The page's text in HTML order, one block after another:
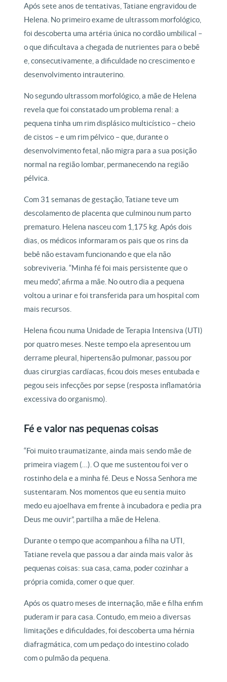
Após sete anos de tentativas, Tatiane engravidou de
Helena. No primeiro exame de ultrassom morfológico,
foi descoberta uma artéria única no cordão umbilical –
o que dificultava a chegada de nutrientes para o bebê
e, consecutivamente, a dificuldade no crescimento e
desenvolvimento intrauterino.
No segundo ultrassom morfológico, a mãe de Helena
revela que foi constatado um problema renal: a
pequena tinha um rim displásico multicístico – cheio
de cistos – e um rim pélvico – que, durante o
desenvolvimento fetal, não migra para a sua posição
normal na região lombar, permanecendo na região
pélvica.
Com 31 semanas de gestação, Tatiane teve um
descolamento de placenta que culminou num parto
prematuro. Helena nasceu com 1,175 kg. Após dois
dias, os médicos informaram os pais que os rins da
bebê não estavam funcionando e que ela não
sobreviveria. “Minha fé foi mais persistente que o
meu medo”, afirma a mãe. No outro dia a pequena
voltou a urinar e foi transferida para um hospital com
mais recursos.
Helena ficou numa Unidade de Terapia Intensiva (UTI)
por quatro meses. Neste tempo ela apresentou um
derrame pleural, hipertensão pulmonar, passou por
duas cirurgias cardíacas, ficou dois meses entubada e
pegou seis infecções por sepse (resposta inflamatória
excessiva do organismo).
Fé e valor nas pequenas coisas
“Foi muito traumatizante, ainda mais sendo mãe de
primeira viagem (…). O que me sustentou foi ver o
rostinho dela e a minha fé. Deus e Nossa Senhora me
sustentaram. Nos momentos que eu sentia muito
medo eu ajoelhava em frente à incubadora e pedia pra
Deus me ouvir”, partilha a mãe de Helena.
Durante o tempo que acompanhou a filha na UTI,
Tatiane revela que passou a dar ainda mais valor às
pequenas coisas: sua casa, cama, poder cozinhar a
própria comida, comer o que quer.
Após os quatro meses de internação, mãe e filha enfim
puderam ir para casa. Contudo, em meio a diversas
limitações e dificuldades, foi descoberta uma hérnia
diafragmática, com um pedaço do intestino colado
com o pulmão da pequena.